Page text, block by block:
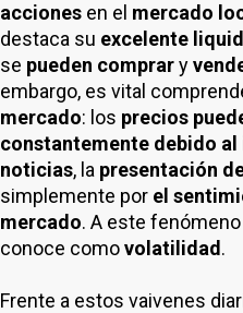
acciones en el mercado
destaca su excelente
se pueden comprary
embargo, es vital
mercado: los precios
constantemente debido
noticias, la presentación
simplemente por el
mercado. A este
conoce comovolatilidad .
Frente a estos vaivenes